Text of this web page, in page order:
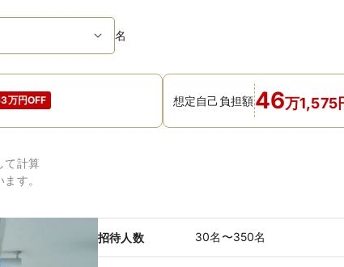
名
万円OFF 想定自己負担額46万1,575
て計算
す。
招待人数 30名〜350名